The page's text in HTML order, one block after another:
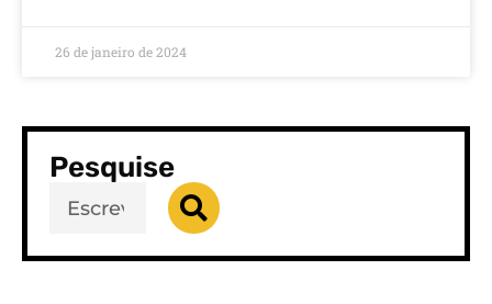
26 de janeiro de 2024
Pesquise